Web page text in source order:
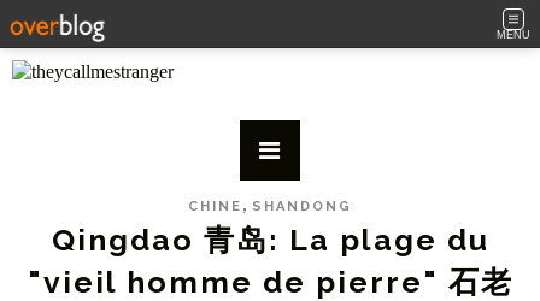
MENU
CHINE , SHANDONG
Qingdao 青岛: La plage du
"vieil homme de pierre" 石老